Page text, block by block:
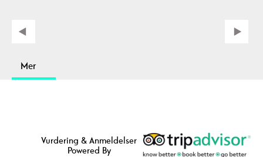
Mer
Vurdering & Anmeldelser
Powered By